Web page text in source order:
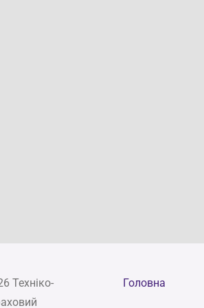
Техніко-
Головна